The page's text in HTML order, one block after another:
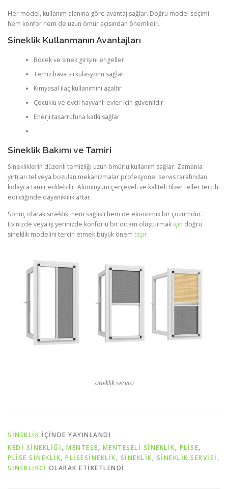
Her model, kullanım alanına göre avantaj sağlar. Doğru model seçimi
hem konfor hem de uzun ömür açısından önemlidir.
Sineklik Kullanmanın Avantajları
Böcek ve sinek girişini engeller
Temiz hava sirkülasyonu sağlar
Kimyasal ilaç kullanımını azaltır
Çocuklu ve evcil hayvanlı evler için güvenlidir
Enerji tasarrufuna katkı sağlar
Sineklik Bakımı ve Tamiri
Sinekliklerin düzenli temizliği uzun ömürlü kullanım sağlar. Zamanla
yırtılan tel veya bozulan mekanizmalar profesyonel servis tarafından
kolayca tamir edilebilir. Alüminyum çerçeveli ve kaliteli fiber teller tercih
edildiğinde dayanıklılık artar.
Sonuç olarak sineklik, hem sağlıklı hem de ekonomik bir çözümdür.
Evinizde veya iş yerinizde konforlu bir ortam oluşturmak için doğru
sineklik modelini tercih etmek büyük önem taşır.
sineklik servisi
SİNEKLİK IÇINDE YAYINLANDI
KEDI SINEKLIĞI, MENTEŞE, MENTEŞELI SINEKLIK, PLISE,
PLISE SINEKLIK, PLISESINEKLIK, SINEKLIK, SINEKLIK SERVISI ,
SINEKLIKCI OLARAK ETIKETLENDI